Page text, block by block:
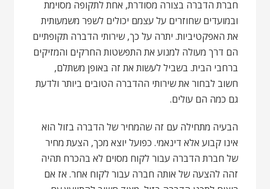
חברת הדברה בצורה מסודרת, אחת לתקופה מסוימת
ובמועדים שחוזרים על עצמם יכולים לשפר משמעותית
את האפקטיביות. יתרה על כך, שירותי הדברה תקופתיים
הם דרך מעולה למנוע את התפשטות החרקים והמזיקים
ברחבי הבית. בשביל לעשות את זה באופן משתלם,
חשוב לבחור את שירותי ההדברה הטובים ביותר ולדעת
גם כמה הם עולים.
הבעיה מתחילה עם זה שהמחיר של הדברה בזול הוא
אינו קבוע אלא דינאמי. כפועל יוצא מכך, הצעת מחיר
של חברת הדברה עבור לקוח מסוים לא בהכרח תהיה
זהה להצעה של אותה חברה עבור לקוח אחר. אז אם